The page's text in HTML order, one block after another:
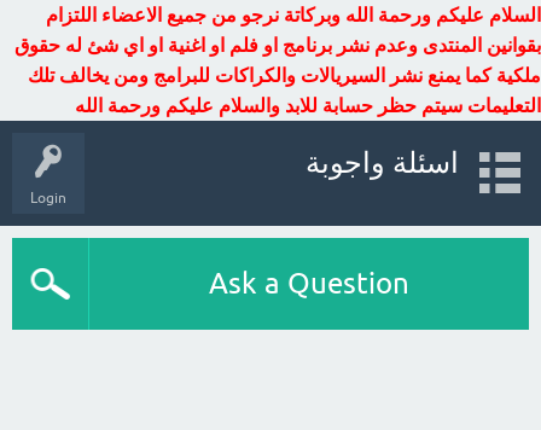
السلام عليكم ورحمة الله وبركاتة نرجو من جميع الاعضاء اللتزام
بقوانين المنتدى وعدم نشر برنامج او فلم او اغنية او اي شئ له حقوق
ملكية كما يمنع نشر السيريالات والكراكات للبرامج ومن يخالف تلك
التعليمات سيتم حظر حسابة للابد والسلام عليكم ورحمة الله
Login
اسئلة واجوبة
Ask a Question